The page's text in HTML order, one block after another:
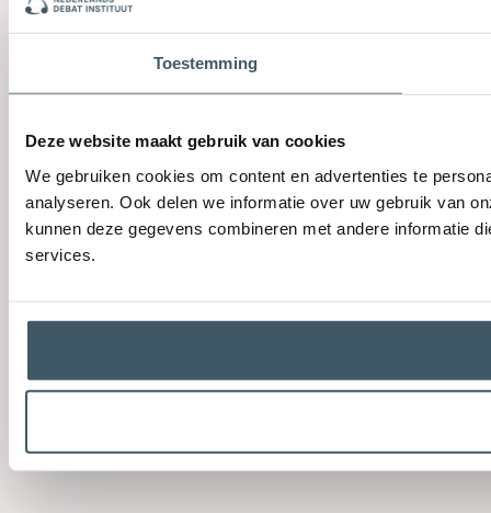
Toestemming
Deze website maakt gebruik van cookies
We gebruiken cookies om content en advertenties te
analyseren. Ook delen we informatie over uw gebruik van
kunnen deze gegevens combineren met andere informatie
services.